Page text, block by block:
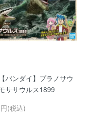
【バンダイ】プラノサウ
ササウルス1899
(税込)